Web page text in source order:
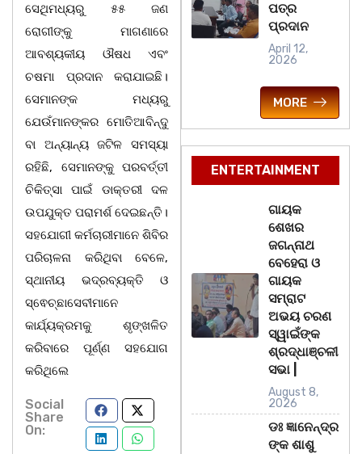
ସେଥିମଧ୍ୟରୁ ୫୫ ଜଣ
ରୋଗୀଙ୍କୁ ମାଗଣାରେ
ଆବଶ୍ୟକୀୟ ଔଷଧ ଏବଂ
ଚଷମା ପ୍ରଦାନ କରାଯାଇଛି।
ସେମାନଙ୍କ ମଧ୍ୟରୁ
ଯେଉଁମାନଙ୍କର ମୋତିଆବିନ୍ଦୁ
ବା ଅନ୍ୟାନ୍ୟ ଜଟିଳ ସମସ୍ୟା
ରହିଛି, ସେମାନଙ୍କୁ ପରବର୍ତ୍ତୀ
ଚିକିତ୍ସା ପାଇଁ ଡାକ୍ତରୀ ଦଳ
ଉପଯୁକ୍ତ ପରାମର୍ଶ ଦେଇଛନ୍ତି।
ସହଯୋଗୀ କର୍ମଚାରୀମାନେ ଶିବିର
ପରିଚାଳନା କରିଥିବା ବେଳେ,
ସ୍ଥାନୀୟ ଭଦ୍ରବ୍ୟକ୍ତି ଓ
ସ୍ଵେଚ୍ଛାସେବୀମାନେ
କାର୍ଯ୍ୟକ୍ରମକୁ ଶୃଙ୍ଖଳିତ
କରିବାରେ ପୂର୍ଣ୍ଣ ସହଯୋଗ
କରିଥିଲେ
Social
Share
On:
ପତ୍ର
ପ୍ରଦାନ
April 12,
2026
MORE
ENTERTAINMENT
ଗାୟକ
ଶେଖର
ଜଗନ୍ନାଥ
ବେହେରା ଓ
ଗାୟକ
ସମ୍ରାଟ
ଅଭୟ ଚରଣ
ସ୍ୱାଇଁଙ୍କ
ଶ୍ରଦ୍ଧାଞ୍ଚଳୀ
ସଭା |
August 8,
2026
ଡଃ ଜ୍ଞାନେନ୍ଦ୍ର
ଙ୍କ ଶାଶୁ